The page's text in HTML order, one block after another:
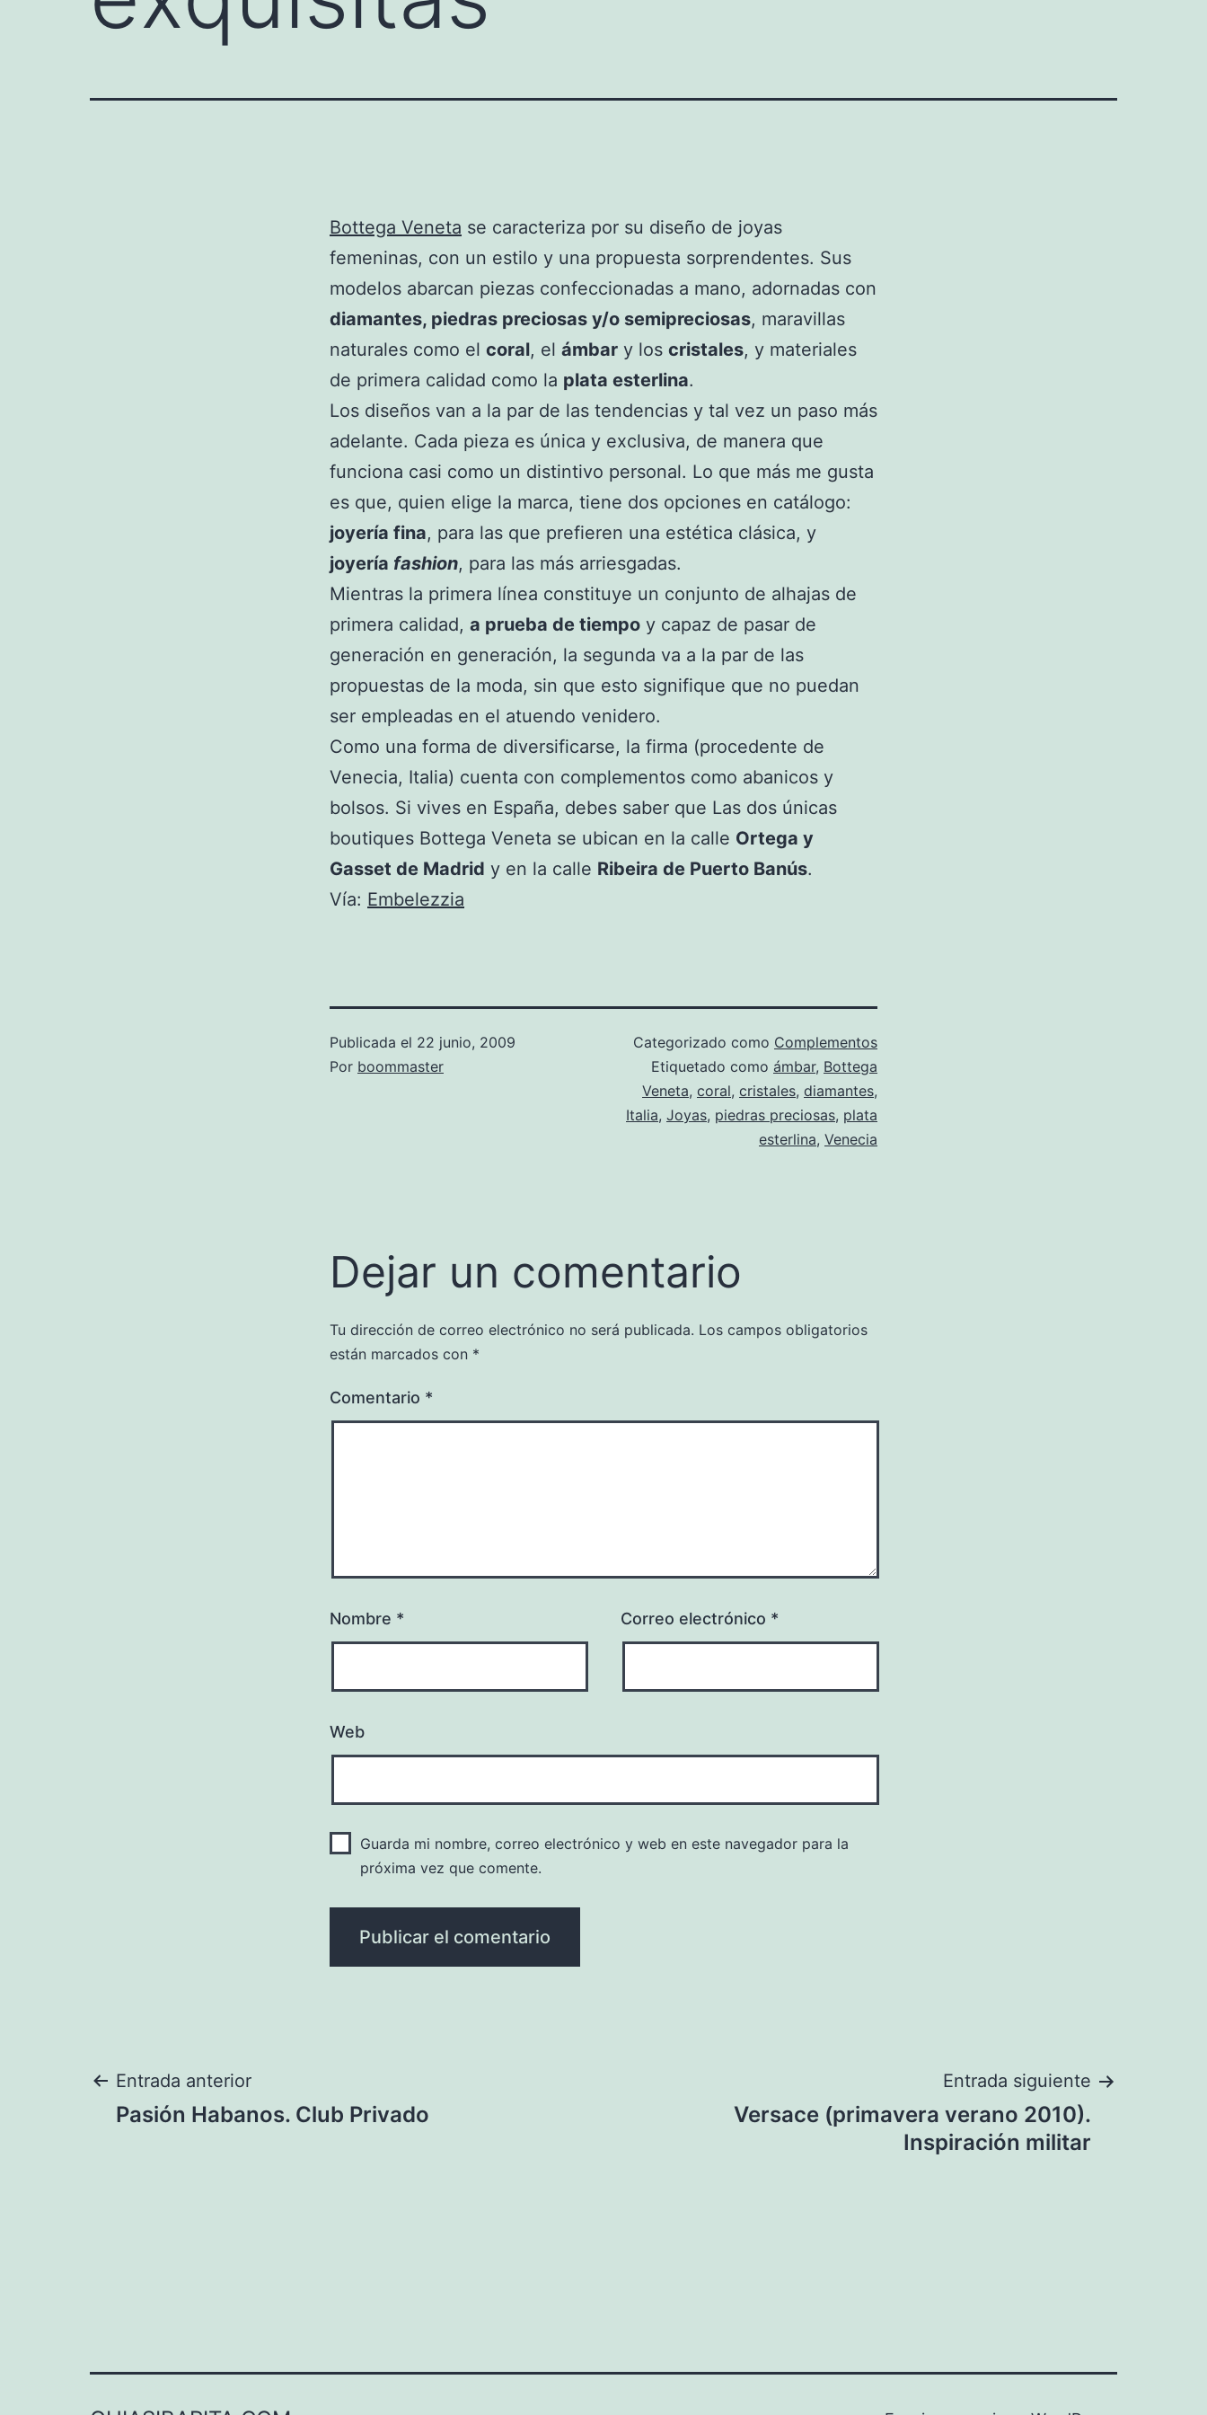
Bottega Veneta se caracteriza por su diseño de joyas
femeninas, con un estilo y una propuesta sorprendentes. Sus
modelos abarcan piezas confeccionadas a mano, adornadas con
diamantes, piedras preciosas y/o semipreciosas, maravillas
naturales como el coral, el ámbar y los cristales, y materiales
de primera calidad como la plata esterlina.
Los diseños van a la par de las tendencias y tal vez un paso más
adelante. Cada pieza es única y exclusiva, de manera que
funciona casi como un distintivo personal. Lo que más me gusta
es que, quien elige la marca, tiene dos opciones en catálogo:
joyería fina, para las que prefieren una estética clásica, y
joyería fashion, para las más arriesgadas.
Mientras la primera línea constituye un conjunto de alhajas de
primera calidad, a prueba de tiempo y capaz de pasar de
generación en generación, la segunda va a la par de las
propuestas de la moda, sin que esto signifique que no puedan
ser empleadas en el atuendo venidero.
Como una forma de diversificarse, la firma (procedente de
Venecia, Italia) cuenta con complementos como abanicos y
bolsos. Si vives en España, debes saber que Las dos únicas
boutiques Bottega Veneta se ubican en la calle Ortega y
Gasset de Madrid y en la calle Ribeira de Puerto Banús.
Vía: Embelezzia
Publicada el 22 junio, 2009
Por boommaster
Categorizado como Complementos
Etiquetado como ámbar, Bottega
Veneta, coral, cristales, diamantes,
Italia, Joyas, piedras preciosas, plata
esterlina, Venecia
Dejar un comentario
Tu dirección de correo electrónico no será publicada. Los campos obligatorios
están marcados con *
Comentario *
Nombre * Correo electrónico *
Web
Guarda mi nombre, correo electrónico y web en este navegador para la
próxima vez que comente.
Navegación
Entrada anterior
Pasión Habanos. Club Privado
Entrada siguiente
Versace (primavera verano 2010).
Inspiración militar